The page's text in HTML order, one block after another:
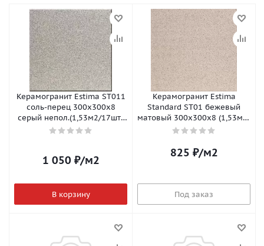
Керамогранит Estima ST011
соль-перец 300х300х8
cерый непол.(1,53м2/17шт/
уп; 61,2м2/пал)1с
1 050 ₽/м2
В корзину
Керамогранит Estima
Standard ST01 бежевый
матовый 300х300х8 (1,53м2/
уп, 61,2м2/п)
825 ₽/м2
Под заказ